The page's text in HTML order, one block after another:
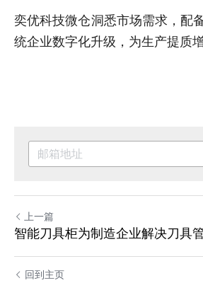
奕优科技微仓洞悉市场需求，配
统企业数字化升级，为生产提质增
上一篇
智能刀具柜为制造企业解决刀具
回到主页